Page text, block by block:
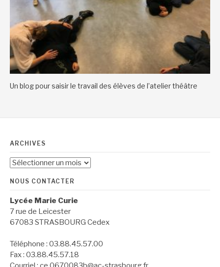
Un blog pour saisir le travail des élèves de l’atelier théâtre
ARCHIVES
Archives
NOUS CONTACTER
Lycée Marie Curie
7 rue de Leicester
67083 STRASBOURG Cedex
Téléphone : 03.88.45.57.00
Fax : 03.88.45.57.18